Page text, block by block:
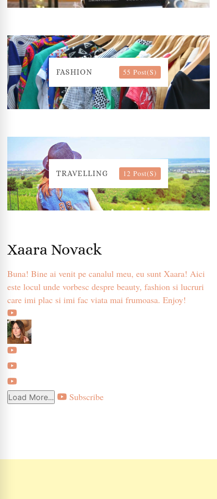
FASHION 55 Post(s)
TRAVELLING 12 Post(s)
Xaara Novack
Buna! Bine ai venit pe canalul meu, eu sunt Xaara! Aici
este locul unde vorbesc despre beauty, fashion si lucruri
care imi plac si imi fac viata mai frumoasa. Enjoy!
Load More... Subscribe